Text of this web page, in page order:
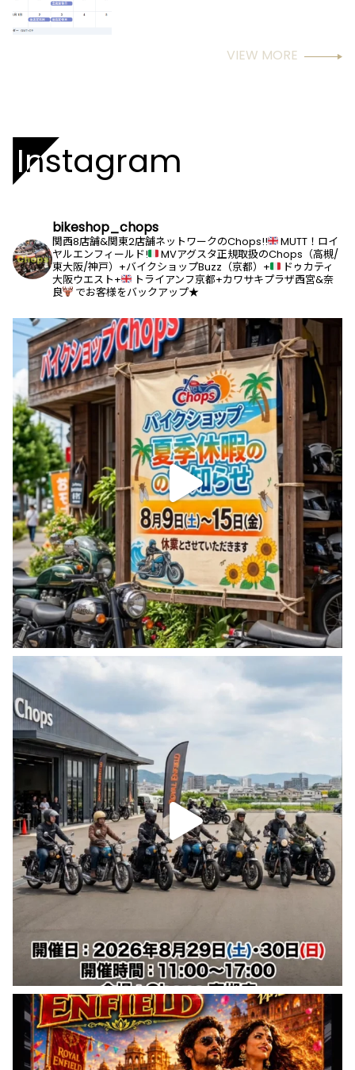
VIEW MORE
Instagram
bikeshop_chops
関西8店舗&関東2店舗ネットワークのChops!!
MUTT！ロイ
ヤルエンフィールド!
MVアグスタ正規取扱のChops（高槻/
東大阪/神戸）+バイクショップBuzz（京都）+
ドゥカティ
大阪ウエスト+
トライアンフ京都+カワサキプラザ西宮&奈
良
でお客様をバックアップ★